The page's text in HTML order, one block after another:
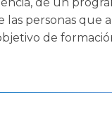
personas que
de